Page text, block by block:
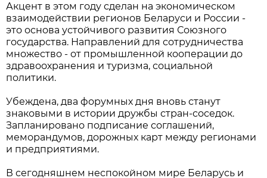
Акцент в этом году сделан на экономическом
взаимодействии регионов Беларуси и России -
это основа устойчивого развития Союзного
государства. Направлений для сотрудничества
множество - от промышленной кооперации до
здравоохранения и туризма, социальной
политики.
Убеждена, два форумных дня вновь станут
знаковыми в истории дружбы стран-соседок.
Запланировано подписание соглашений,
меморандумов, дорожных карт между регионами
и предприятиями.
В сегодняшнем неспокойном мире Беларусь и